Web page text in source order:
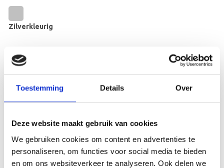
Toestemming Details Over
Deze website maakt gebruik van cookies
We gebruiken cookies om content en advertenties te
personaliseren, om functies voor social media te bieden
en om ons websiteverkeer te analyseren. Ook delen we
Zilverkleurig
Messing Halsbandplaatje 71x15 mm aantal
Toevoegen aan winkelwagen
SKU:N/B
Categorie:Messingplaten